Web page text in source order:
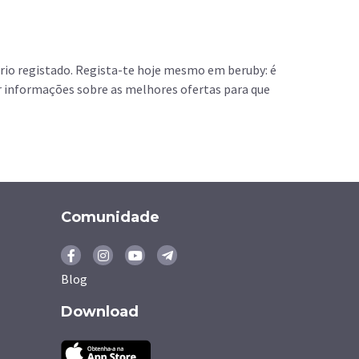
registado. Regista-te hoje mesmo em beruby: é
informações sobre as melhores ofertas para que
Comunidade
Blog
Download